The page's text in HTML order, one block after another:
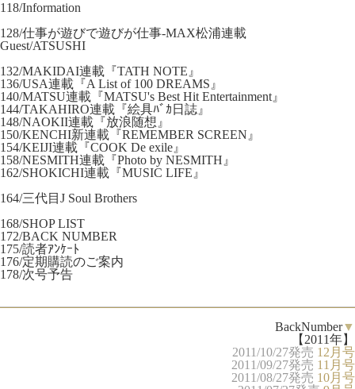
118/Information
128/仕事が遊びで遊びが仕事-MAX松浦連載
Guest/ATSUSHI
132/MAKIDAI連載『TATH NOTE』
136/USA連載『A List of 100 DREAMS』
140/MATSU連載『MATSU's Best Hit Entertainment』
144/TAKAHIRO連載『絵具ﾊﾞｶ日誌』
148/NAOKII連載『放浪随想』
150/KENCHI新連載『REMEMBER SCREEN』
154/KEIJI連載『COOK De exile』
158/NESMITH連載『Photo by NESMITH』
162/SHOKICHI連載『MUSIC LIFE』
164/三代目J Soul Brothers
168/SHOP LIST
172/BACK NUMBER
175/読者ｱﾝｹｰﾄ
176/定期購読のご案内
178/次号予告
BackNumber▼
【2011年】
2011/10/27発売 12月号
2011/09/27発売 11月号
2011/08/27発売 10月号